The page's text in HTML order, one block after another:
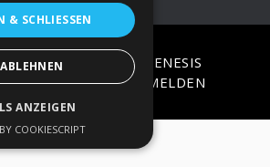
© 2026 · ON
GENESIS
·WORDPRESS·ANMELDEN
& SCHLIESSEN
ANZEIGEN
COOKIESCRIPT